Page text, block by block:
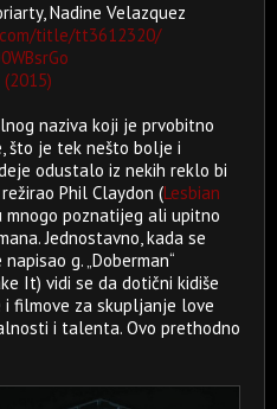
Nadine Velazquez
title/tt3612320/
naziva koji je prvobitno
što je tek nešto bolje i
odustalo iz nekih reklo bi
Phil Claydon (Lesbian
mnogo poznatijeg ali upitno
Jednostavno, kada se
g. „Doberman“
It) vidi se da dotični kidiše
i filmove za skupljanje love
i talenta. Ovo prethodno